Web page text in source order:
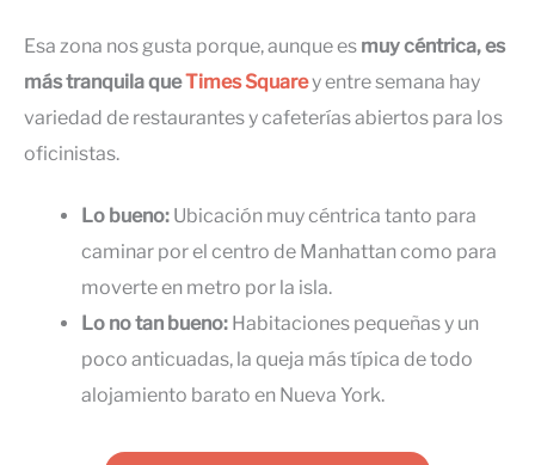
Esa zona nos gusta porque, aunque es muy céntrica, es
más tranquila queTimes Squarey entre semana hay
variedad de restaurantes y cafeterías abiertos para los
oficinistas.
Lo bueno: Ubicación muy céntrica tanto para
caminar por el centro de Manhattan como para
moverte en metro por la isla.
Lo no tan bueno: Habitaciones pequeñas y un
poco anticuadas, la queja más típica de todo
alojamiento barato en Nueva York.